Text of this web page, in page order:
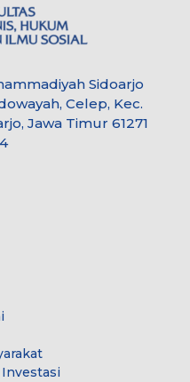
Sidoarjo
Celep, Kec.
Jawa Timur 61271